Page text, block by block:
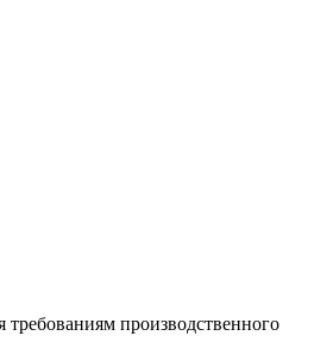
производственного